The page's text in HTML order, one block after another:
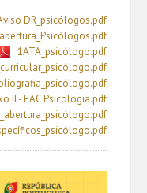
DR_psicólogos.pdf
1ATA_psicólogo.pdf
II - EAC Psicologia.pdf